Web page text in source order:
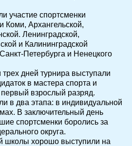
участие спортсменки
Коми, Архангельской,
Ленинградской,
и Калининградской
Петербурга и Ненецкого
дней турнира выступали
в мастера спорта и
взрослый разряд.
в два этапа: в индивидуальной
В заключительный день
спортсменки боролись за
округа.
школы хорошо выступили на